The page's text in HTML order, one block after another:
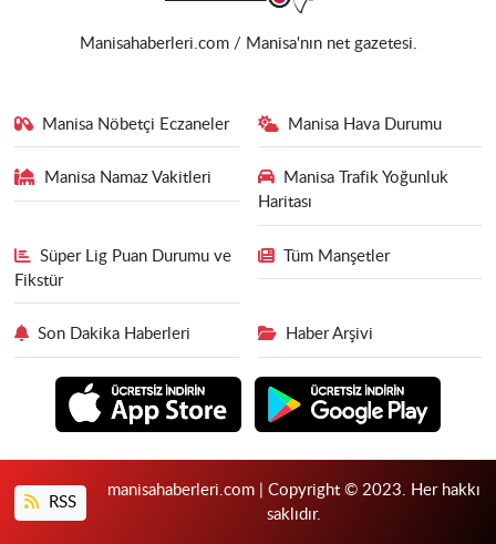
Manisahaberleri.com / Manisa'nın net gazetesi.
Manisa Nöbetçi Eczaneler Manisa Hava Durumu
Manisa Namaz Vakitleri
Manisa Trafik Yoğunluk
Haritası
Süper Lig Puan Durumu ve
Fikstür
Tüm Manşetler
Son Dakika Haberleri Haber Arşivi
RSS
manisahaberleri.com | Copyright © 2023. Her hakkı
saklıdır.